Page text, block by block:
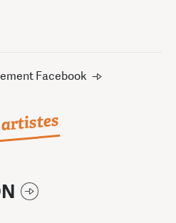
Facebook